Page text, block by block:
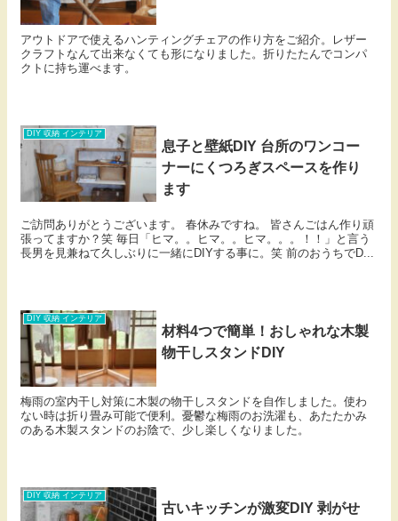
アウトドアで使えるハンティングチェアの作り方をご紹介。レザー
クラフトなんて出来なくても形になりました。折りたたんでコンパ
クトに持ち運べます。
DIY 収納 インテリア
息子と壁紙DIY 台所のワンコー
ナーにくつろぎスペースを作り
ます
ご訪問ありがとうございます。 春休みですね。 皆さんごはん作り頑
張ってますか？笑 毎日「ヒマ。。ヒマ。。ヒマ。。。！！」と言う
長男を見兼ねて久しぶりに一緒にDIYする事に。笑 前のおうちでD...
DIY 収納 インテリア
材料4つで簡単！おしゃれな木製
物干しスタンドDIY
梅雨の室内干し対策に木製の物干しスタンドを自作しました。使わ
ない時は折り畳み可能で便利。憂鬱な梅雨のお洗濯も、あたたかみ
のある木製スタンドのお陰で、少し楽しくなりました。
DIY 収納 インテリア
古いキッチンが激変DIY 剥がせ